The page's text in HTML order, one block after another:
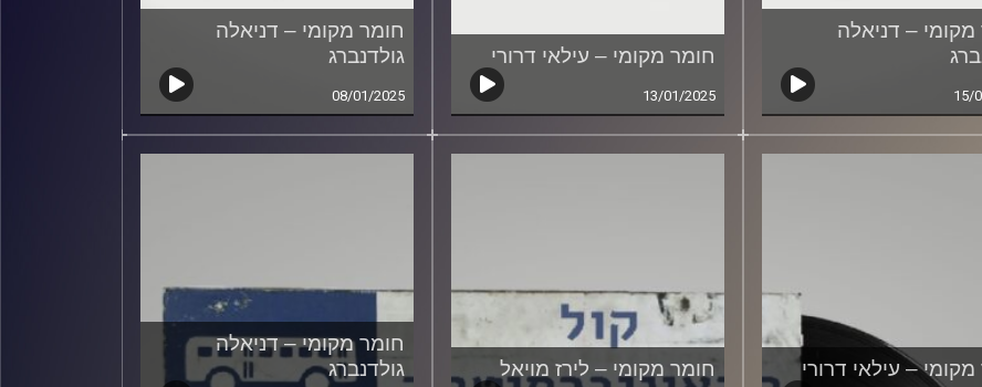
מקומי – דניאלה
15/
חומר מקומי – עילאי דרורי
13/01/2025
חומר מקומי – דניאלה
גולדנברג
08/01/2025
– עילאי דרורי חומר מקומי – לירז מויאל
חומר מקומי – דניאלה
גולדנברג